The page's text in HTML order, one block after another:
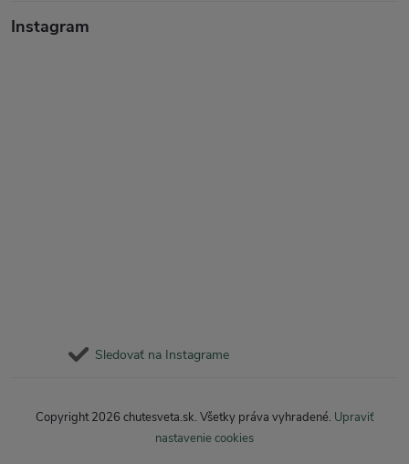
Instagram
Sledovať na Instagrame
Copyright 2026 chutesveta.sk. Všetky práva vyhradené. Upraviť
nastavenie cookies